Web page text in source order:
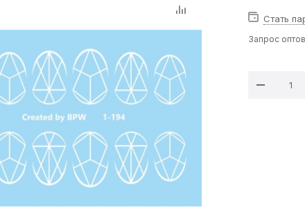
Стать
Запрос